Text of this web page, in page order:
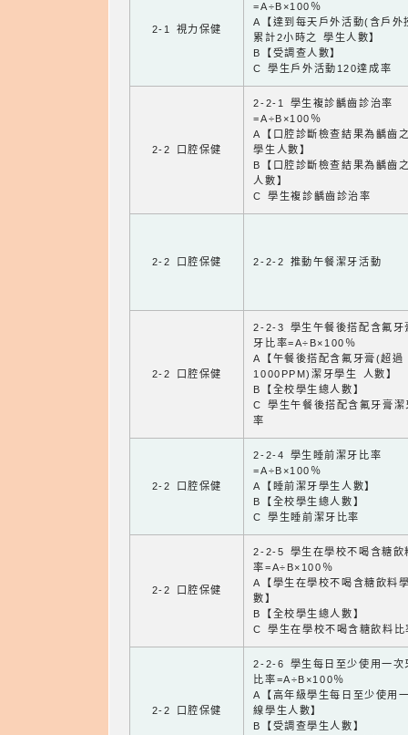
2-1 視力保健
=A÷B×100％
A【達到每天戶外活動(含戶外
累計2小時之 學生人數】
B【受調查人數】
C 學生戶外活動120達成率
2-2 口腔保健
2-2-1 學生複診齲齒診治率
=A÷B×100％
A【口腔診斷檢查結果為齲齒
學生人數】
B【口腔診斷檢查結果為齲齒
人數】
C 學生複診齲齒診治率
2-2 口腔保健 2-2-2 推動午餐潔牙活動
2-2 口腔保健
2-2-3 學生午餐後搭配含氟牙
牙比率=A÷B×100％
A【午餐後搭配含氟牙膏(超過
1000PPM)潔牙學生 人數】
B【全校學生總人數】
C 學生午餐後搭配含氟牙膏潔
率
2-2 口腔保健
2-2-4 學生睡前潔牙比率
=A÷B×100％
A【睡前潔牙學生人數】
B【全校學生總人數】
C 學生睡前潔牙比率
2-2 口腔保健
2-2-5 學生在學校不喝含糖飲
率=A÷B×100％
A【學生在學校不喝含糖飲料
數】
B【全校學生總人數】
C 學生在學校不喝含糖飲料比
2-2 口腔保健
2-2-6 學生每日至少使用一次
比率=A÷B×100％
A【高年級學生每日至少使用
線學生人數】
B【受調查學生人數】